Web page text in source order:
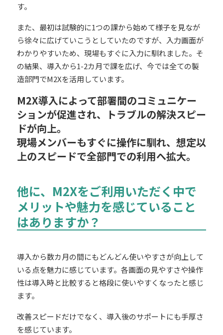
す。
また、最初は試験的に1つの課から始めて様子を見なが
ら徐々に広げていこうとしていたのですが、入力画面が
わかりやすいため、現場もすぐに入力に馴れました。そ
の結果、 導入から1-2カ月で課を広げ、今では全ての製
造部門でM2Xを活用しています。
M2X導入によって部署間のコミュニケー
ションが促進され、トラブルの解決スピー
ドが向上。
現場メンバーもすぐに操作に馴れ、想定以
上のスピードで全部門での利用へ拡大。
他に、M2Xをご利用いただく中で
メリットや魅力を感じていること
はありますか？
導入から数カ月の間にもどんどん使いやすさが向上して
いる点を魅力に感じています。各画面の見やすさや操作
性は導入時と比較すると格段に使いやすくなったと感じ
ます。
改善スピードだけでなく、導入後のサポートにも手厚さ
を感じています。